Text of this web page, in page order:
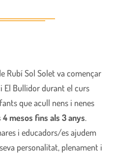
Rubí Sol Solet va començar
El Bullidor durant el curs
que acull nens i nenes
4 mesos fins als 3 anys.
i educadors/es ajudem
personalitat, plenament i